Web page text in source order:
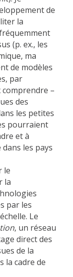
de
la
(p. ex., les
ma
de modèles
par
comprendre –
des
les petites
pourraient
et à
les pays
le
la
par les
Le
, un réseau
direct des
de la
la cadre de